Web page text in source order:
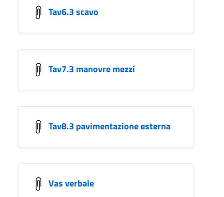
Tav6.3 scavo
Tav7.3 manovre mezzi
Tav8.3 pavimentazione esterna
Vas verbale